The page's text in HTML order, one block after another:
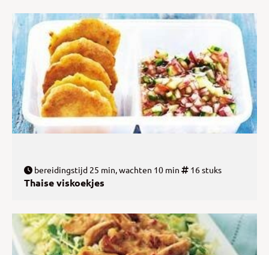
bereidingstijd 25 min, wachten 10 min 16 stuks
Thaise viskoekjes